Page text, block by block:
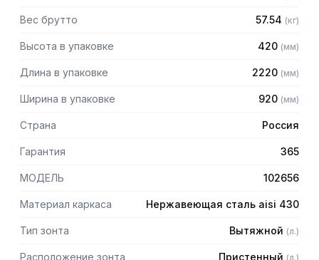
— Материал: нержавеющая сталь AISI 430 толщиной
— С лабиринтными фильтрами (жироуловителями)
Вес брутто 57.54 (кг)
Высота в упаковке 420 (мм)
Длина в упаковке 2220 (мм)
Ширина в упаковке 920 (мм)
Страна Россия
Гарантия 365
МОДЕЛЬ 102656
Материал каркаса Нержавеющая сталь aisi 430
Тип зонта Вытяжной (л.)
Расположение зонта Пристенный (л.)